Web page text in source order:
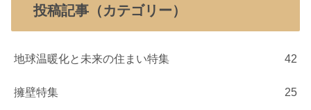
投稿記事（カテゴリー）
地球温暖化と未来の住まい特集 42
擁壁特集 25